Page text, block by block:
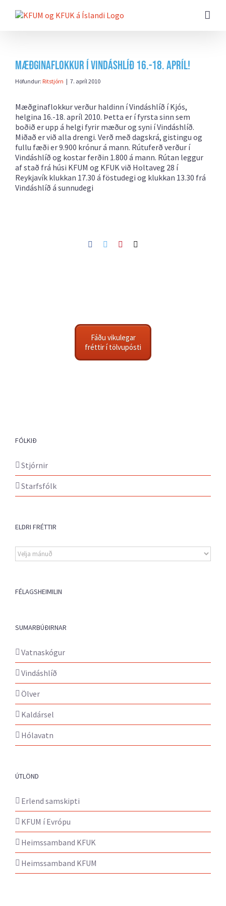
beint
Mæðginaflokkur í Vindáshlíð 16.-18. apríl!
Höfundur: Ritstjórn | 7. apríl 2010
Mæðginaflokkur verður haldinn í Vindáshlíð í Kjós,
helgina 16.-18. apríl 2010. Þetta er í fyrsta sinn sem
boðið er upp á helgi fyrir mæður og syni í Vindáshlíð.
Miðað er við alla drengi. Verð með dagskrá, gistingu og
fullu fæði er 9.900 krónur á mann. Rútuferð verður í
Vindáshlíð og kostar ferðin 1.800 á mann. Rútan leggur
af stað frá húsi KFUM og KFUK við Holtaveg 28 í
Reykjavík klukkan 17.30 á föstudegi og klukkan 13.30 frá
Vindáshlíð á sunnudegi
Facebook
TwitterPinterest
Fáðu vikulegar
fréttir í tölvupósti
FÓLKIÐ
Stjórnir
Starfsfólk
ELDRI FRÉTTIR
Eldri
fréttir
FÉLAGSHEIMILIN
SUMARBÚÐIRNAR
Vatnaskógur
Vindáshlíð
Ölver
Kaldársel
Hólavatn
ÚTLÖND
Erlend samskipti
KFUM í Evrópu
Heimssamband KFUK
Heimssamband KFUM